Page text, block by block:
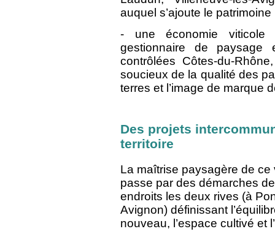
auquel s’ajoute le
- une économie viticole
gestionnaire de paysage
contrôlées Côtes-du-
soucieux de la qualité des
terres et l’image de marque
Des projets
territoire
La maîtrise paysagère de ce
passe par des démarches
endroits les deux rives (à
Avignon) définissant
nouveau, l’espace cultivé et